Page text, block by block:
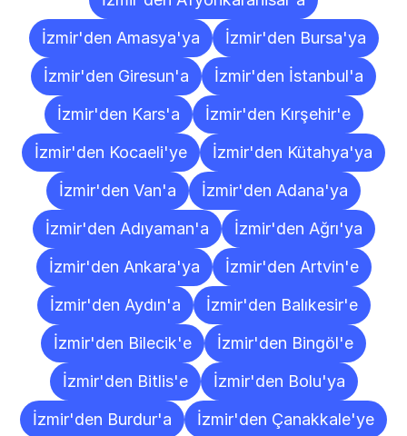
İzmir'den Amasya'ya
İzmir'den Bursa'ya
İzmir'den Giresun'a
İzmir'den İstanbul'a
İzmir'den Kars'a
İzmir'den Kırşehir'e
İzmir'den Kocaeli'ye
İzmir'den Kütahya'ya
İzmir'den Van'a
İzmir'den Adana'ya
İzmir'den Adıyaman'a
İzmir'den Ağrı'ya
İzmir'den Ankara'ya
İzmir'den Artvin'e
İzmir'den Aydın'a
İzmir'den Balıkesir'e
İzmir'den Bilecik'e
İzmir'den Bingöl'e
İzmir'den Bitlis'e
İzmir'den Bolu'ya
İzmir'den Burdur'a
İzmir'den Çanakkale'ye